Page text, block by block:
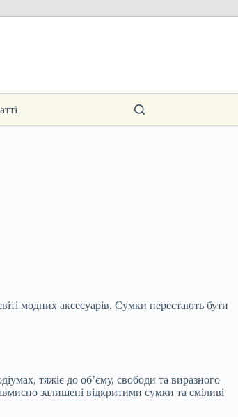
модних аксесуарів. Сумки перестають бути
тяжіє до об’єму, свободи та виразного
залишені відкритими сумки та сміливі